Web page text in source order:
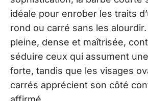
idéale pour enrober les traits
rond ou carré sans les
pleine, dense et maîtrisée,
séduire ceux qui assument
forte, tandis que les visages
carrés apprécient son côté